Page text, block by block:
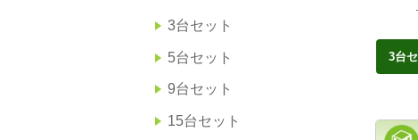
3台
3台セット
5台セット
9台セット
15台セット